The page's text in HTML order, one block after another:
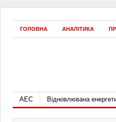
ГОЛОВНА АНАЛІТИКА
АЕС Відновлювана